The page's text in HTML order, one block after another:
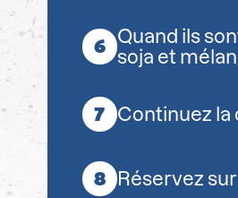
Quand ils
soja et
Continuez la
Réservez